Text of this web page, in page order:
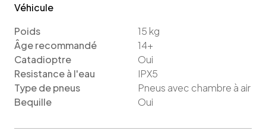
Véhicule
Poids
15 kg
Âge recommandé
14+
Catadioptre
Oui
Resistance à l'eau
IPX5
Type de pneus
Pneus avec chambre à air
Bequille
Oui